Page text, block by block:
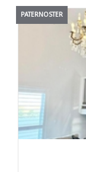
PATERNOSTER